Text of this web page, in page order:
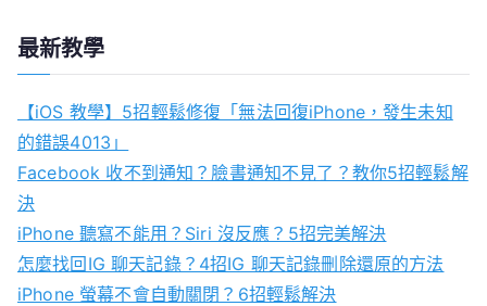
最新教學
【iOS 教學】5招輕鬆修復「無法回復iPhone，發生未知
的錯誤4013」
Facebook 收不到通知？臉書通知不見了？教你5招輕鬆解
決
iPhone 聽寫不能用？Siri 沒反應？5招完美解決
怎麼找回IG 聊天記錄？4招IG 聊天記錄刪除還原的方法
iPhone 螢幕不會自動關閉？6招輕鬆解決